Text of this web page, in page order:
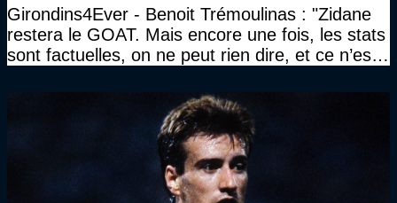
Girondins4Ever - Benoit Trémoulinas : "Zidane
restera le GOAT. Mais encore une fois, les stats
sont factuelles, on ne peut rien dire, et ce n’est